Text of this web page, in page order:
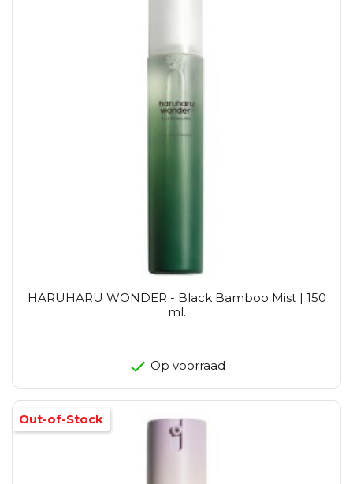
HARUHARU WONDER - Black Bamboo Mist | 150
ml.
Op voorraad
Out-of-Stock